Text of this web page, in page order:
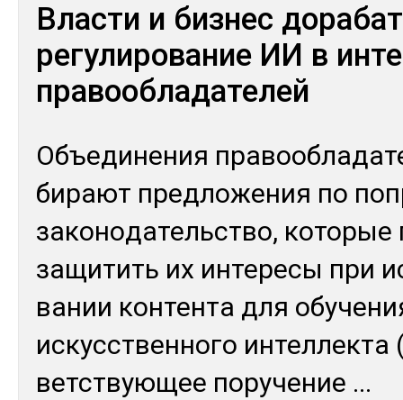
Власти и бизнес
регулирование ИИ в
правообладателей
Объ­еди­нения
бирают пред­ло­жения по
за­коно­датель­ство,
за­щитить их ин­те­ресы при
вании кон­тен­та для
ис­кусс­твен­но­го
ветс­твую­щее по­руче­ние ...